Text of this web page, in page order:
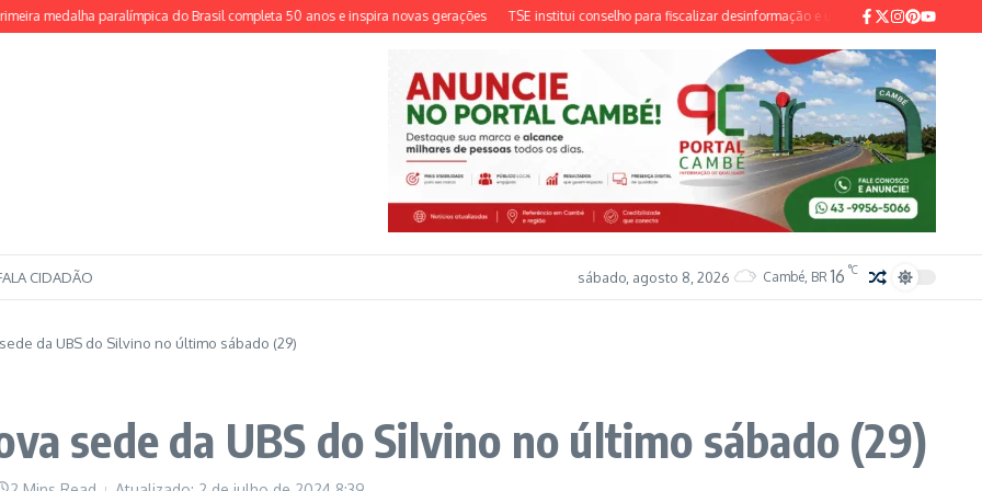
medalha paralímpica do Brasil completa 50 anos e inspira novas gerações TSE institui conselho para fiscalizar desinformação e uso de IA nas eleições de 2026
CIDADÃO sábado, agosto 8, 2026 Cambé, BR 16 °C
da UBS do Silvino no último sábado (29)
sede da UBS do Silvino no último sábado (29)